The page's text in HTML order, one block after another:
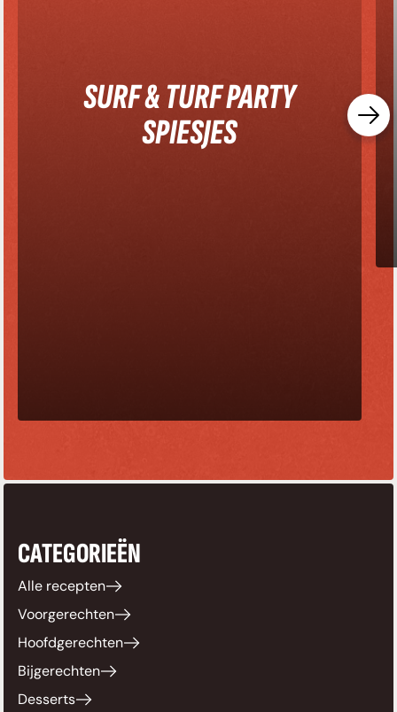
SURF & TURF PARTY
SPIESJES
CATEGORIEËN
Alle recepten
Voorgerechten
Hoofdgerechten
Bijgerechten
Desserts